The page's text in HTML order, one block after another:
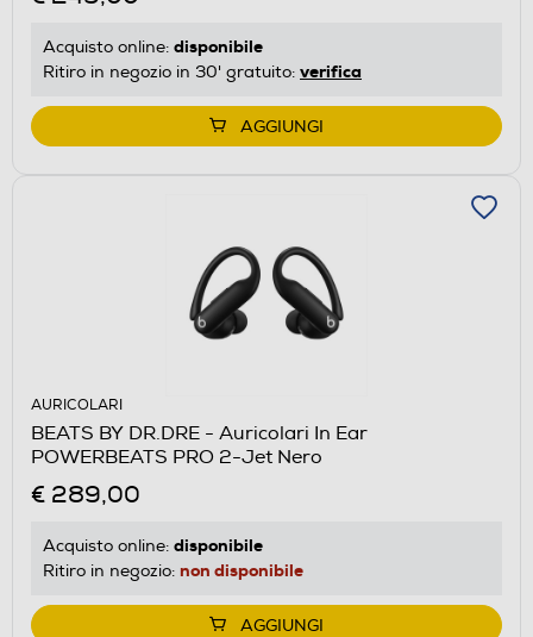
Acquisto online: disponibile
Ritiro in negozio in 30' gratuito: verifica
AGGIUNGI
AURICOLARI
BEATS BY DR.DRE - Auricolari In Ear
POWERBEATS PRO 2-Jet Nero
€ 289,00
Acquisto online: disponibile
Ritiro in negozio: non disponibile
AGGIUNGI